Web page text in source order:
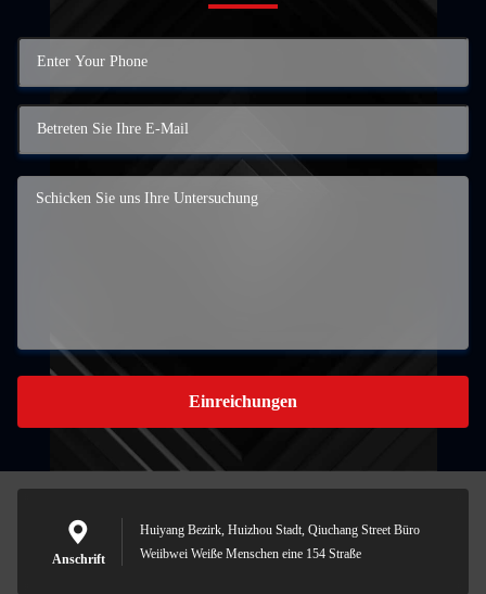
Einreichungen
Anschrift
Huiyang Bezirk, Huizhou Stadt, Qiuchang Street Büro
Weiibwei Weiße Menschen eine 154 Straße